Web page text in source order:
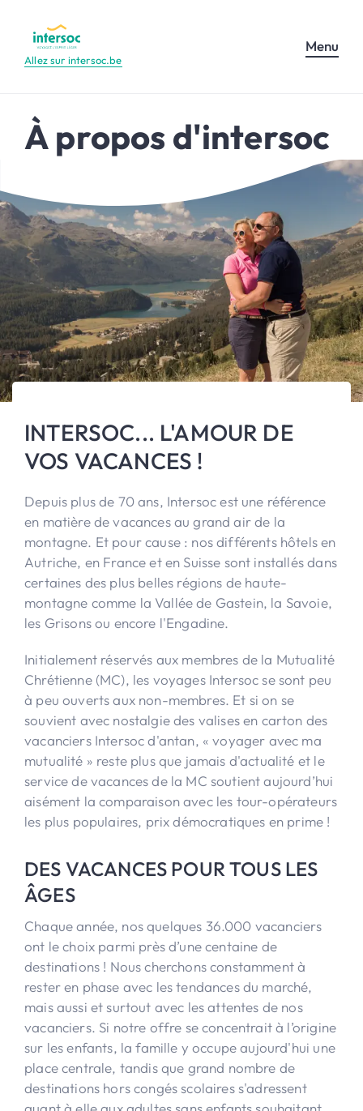
Allez sur intersoc.be
Menu
À propos d'intersoc
INTERSOC... L'AMOUR DE
VOS VACANCES !
Depuis plus de 70 ans, Intersoc est une référence
en matière de vacances au grand air de la
montagne. Et pour cause : nos différents hôtels en
Autriche, en France et en Suisse sont installés dans
certaines des plus belles régions de haute-
montagne comme la Vallée de Gastein, la Savoie,
les Grisons ou encore l'Engadine.
Initialement réservés aux membres de la Mutualité
Chrétienne (MC), les voyages Intersoc se sont peu
à peu ouverts aux non-membres. Et si on se
souvient avec nostalgie des valises en carton des
vacanciers Intersoc d'antan, « voyager avec ma
mutualité » reste plus que jamais d'actualité et le
service de vacances de la MC soutient aujourd’hui
aisément la comparaison avec les tour-opérateurs
les plus populaires, prix démocratiques en prime !
DES VACANCES POUR TOUS LES
ÂGES
Chaque année, nos quelques 36.000 vacanciers
ont le choix parmi près d’une centaine de
destinations ! Nous cherchons constamment à
rester en phase avec les tendances du marché,
mais aussi et surtout avec les attentes de nos
vacanciers. Si notre offre se concentrait à l’origine
sur les enfants, la famille y occupe aujourd'hui une
place centrale, tandis que grand nombre de
destinations hors congés scolaires s'adressent